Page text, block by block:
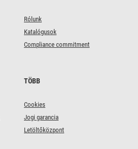
Rólunk
Katalógusok
Compliance commitment
TÖBB
Cookies
Jogi garancia
Letöltőközpont